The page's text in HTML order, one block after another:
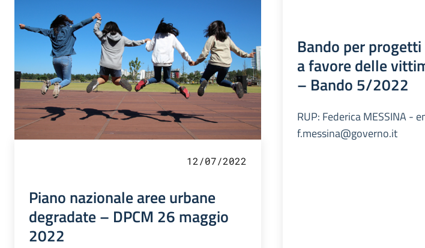
12/07/2022
Piano nazionale aree urbane
degradate – DPCM 26 maggio
2022
Bando per
a favore delle
– Bando 5/2022
RUP: Federica MESSINA -
f.messina@governo.it